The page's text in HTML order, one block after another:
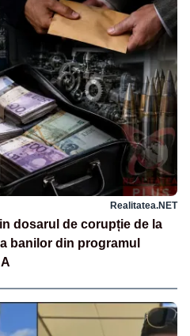
Realitatea.NET
dosarul de corupție de la
banilor din programul